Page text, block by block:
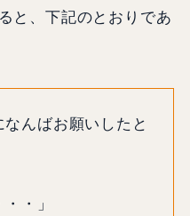
と、下記のとおりであ
なんばお願いしたと
・」